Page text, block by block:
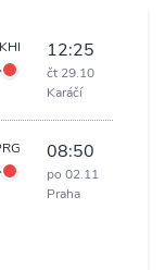
KHI 12:25
čt 29.10
Karáčí
08:50
po 02.11
Praha